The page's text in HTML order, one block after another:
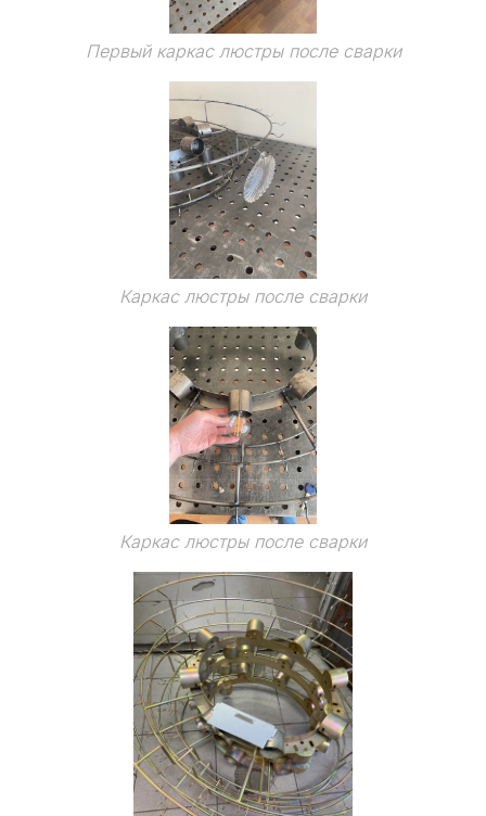
Первый каркас люстры после сварки
Каркас люстры после сварки
Каркас люстры после сварки